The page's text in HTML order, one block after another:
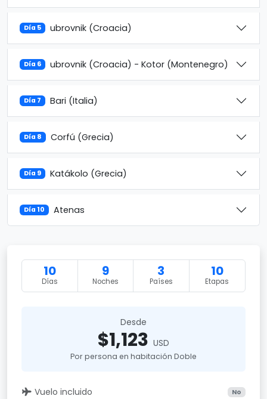
Día 5 ubrovnik (Croacia)
Día 6 ubrovnik (Croacia) - Kotor (Montenegro)
Día 7 Bari (Italia)
Día 8 Corfú (Grecia)
Día 9 Katákolo (Grecia)
Día 10 Atenas
10
Días
9
Noches
3
Países
10
Etapas
Desde
$1,123 USD
Por persona en habitación Doble
Vuelo incluido No